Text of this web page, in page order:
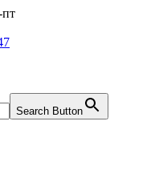
Search Button